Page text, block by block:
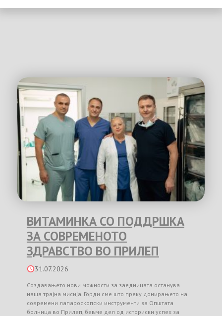
ВИТАМИНКА СО ПОДДРШКА
ЗА СОВРЕМЕНОТО
ЗДРАВСТВО ВО ПРИЛЕП
31.07.2026
Создавањето нови можности за заедницата останува
наша трајна мисија. Горди сме што преку донирањето на
современи лапароскопски инструменти за Општата
болница во Прилеп, бевме дел од историски успех за